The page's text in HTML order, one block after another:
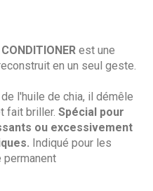
est une
en un seul geste.
l'huile de chia, il démêle
fait briller. Spécial pour
ou excessivement
Indiqué pour les
permanent